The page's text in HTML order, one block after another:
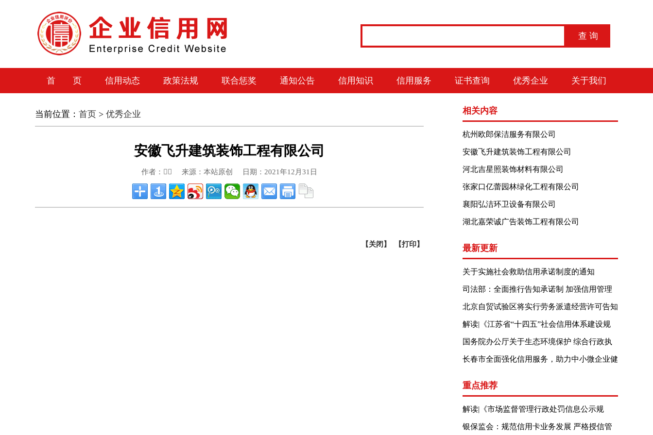
首 页 信用动态 政策法规 联合惩奖 通知公告 信用知识 信用服务 证书查询 优秀企业 关于我们
当前位置： 首页 > 优秀企业
安徽飞升建筑装饰工程有限公司
作者： 来源：本站原创 日期：2021年12月31日
【关闭 】 【打印】
相关内容
杭州欧郎保洁服务有限公司
安徽飞升建筑装饰工程有限公司
河北吉星照装饰材料有限公司
张家口亿蕾园林绿化工程有限公司
襄阳弘洁环卫设备有限公司
湖北嘉荣诚广告装饰工程有限公司
最新更新
关于实施社会救助信用承诺制度的通知
司法部：全面推行告知承诺制 加强信用管理
制度建设
北京自贸试验区将实行劳务派遣经营许可告知
承诺制
解读|《江苏省“十四五”社会信用体系建设规
划》
国务院办公厅关于生态环境保护 综合行政执
法有关事项
长春市全面强化信用服务，助力中小微企业健
重点推荐
解读|《市场监督管理行政处罚信息公示规
定》
银保监会：规范信用卡业务发展 严格授信管